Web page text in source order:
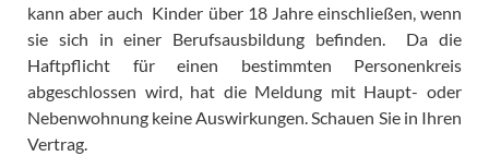
kann aber auch Kinder über 18 Jahre einschließen, wenn
sie sich in einer Berufsausbildung befinden. Da die
Haftpflicht für einen bestimmten Personenkreis
abgeschlossen wird, hat die Meldung mit Haupt- oder
Nebenwohnung keine Auswirkungen. Schauen Sie in Ihren
Vertrag.